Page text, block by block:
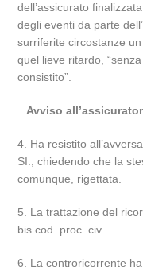
dell’assicurato
degli eventi da parte
surriferite circostanze
quel lieve ritardo,
consistito”.
Avviso
4. Ha resistito
SI., chiedendo che la
comunque, rigettata.
5. La trattazione del
bis cod. proc. civ.
6. La controricorrente